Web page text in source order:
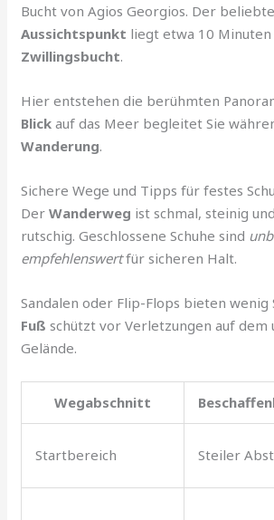
Bucht von Agios Georgios. Der
Aussichtspunkt liegt etwa 10
Zwillingsbucht.
Hier entstehen die berühmten
Blick auf das Meer begleitet Sie
Wanderung.
Sichere Wege und Tipps für festes
DerWanderweg ist schmal, steinig
rutschig. Geschlossene Schuhe sind
empfehlenswertfür sicheren Halt.
Sandalen oder Flip-Flops bieten
Fuß schützt vor Verletzungen auf dem
Gelände.
Wegabschnitt
Startbereich Steiler